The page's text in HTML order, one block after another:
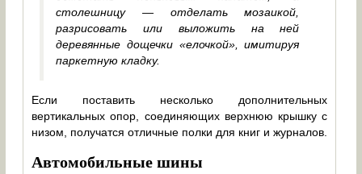
столешницу — отделать мозаикой,
разрисовать или выложить на ней
деревянные дощечки «елочкой», имитируя
паркетную кладку.
Если поставить несколько дополнительных
вертикальных опор, соединяющих верхнюю крышку с
низом, получатся отличные полки для книг и журналов.
Автомобильные шины